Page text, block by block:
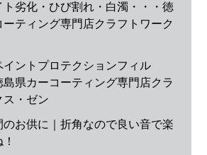
ト劣化・ひび割れ・白濁・・・徳
ティング専門店クラフトワーク
イントプロテクションフィル
島県カーコーティング専門店クラ
ス・ゼン
のお供に｜折角なので良い音で楽